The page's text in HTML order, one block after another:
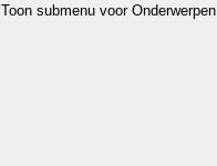
Toon submenu voor Onderwerpen